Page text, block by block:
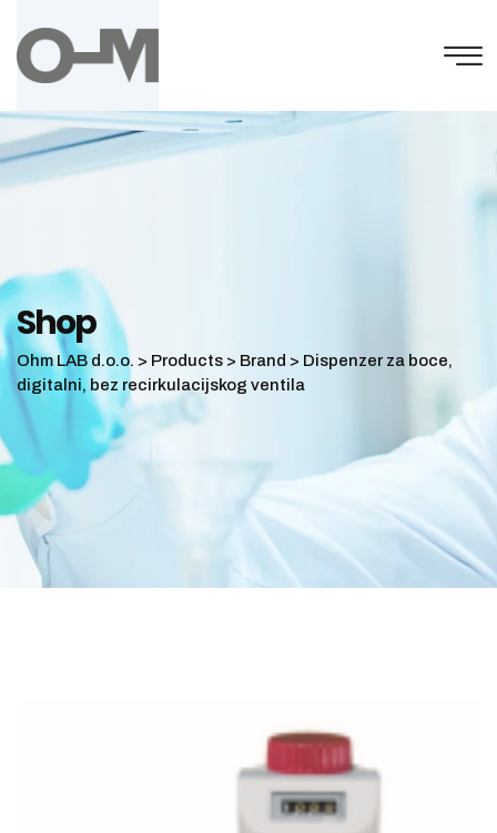
content
Shop
Ohm LAB d.o.o. > Products > Brand > Dispenzer za boce,
digitalni, bez recirkulacijskog ventila